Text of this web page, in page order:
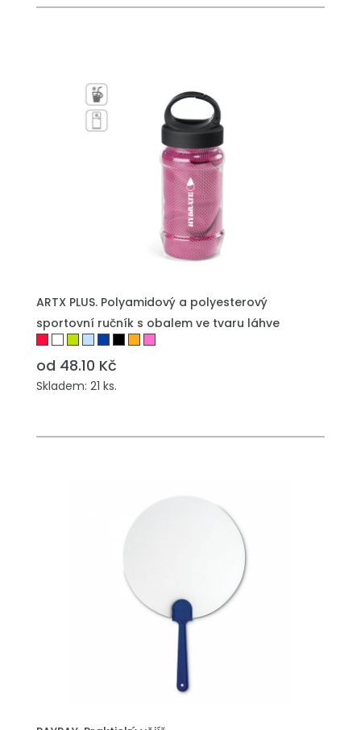
ARTX PLUS. Polyamidový a polyesterový
sportovní ručník s obalem ve tvaru láhve
od 48.10 Kč
Skladem: 21 ks.